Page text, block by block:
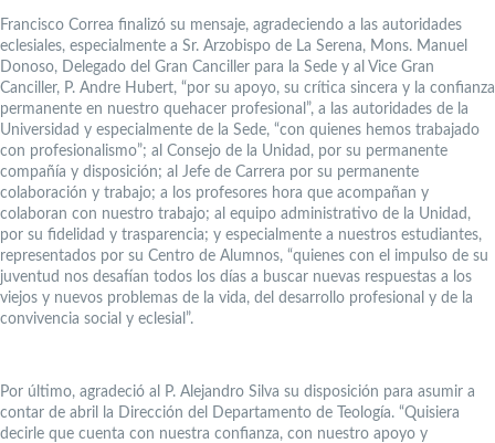
Francisco Correa finalizó su mensaje, agradeciendo a las autoridades
eclesiales, especialmente a Sr. Arzobispo de La Serena, Mons. Manuel
Donoso, Delegado del Gran Canciller para la Sede y al Vice Gran
Canciller, P. Andre Hubert, “por su apoyo, su crítica sincera y la confianza
permanente en nuestro quehacer profesional”, a las autoridades de la
Universidad y especialmente de la Sede, “con quienes hemos trabajado
con profesionalismo”; al Consejo de la Unidad, por su permanente
compañía y disposición; al Jefe de Carrera por su permanente
colaboración y trabajo; a los profesores hora que acompañan y
colaboran con nuestro trabajo; al equipo administrativo de la Unidad,
por su fidelidad y trasparencia; y especialmente a nuestros estudiantes,
representados por su Centro de Alumnos, “quienes con el impulso de su
juventud nos desafían todos los días a buscar nuevas respuestas a los
viejos y nuevos problemas de la vida, del desarrollo profesional y de la
convivencia social y eclesial”.
Por último, agradeció al P. Alejandro Silva su disposición para asumir a
contar de abril la Dirección del Departamento de Teología. “Quisiera
decirle que cuenta con nuestra confianza, con nuestro apoyo y